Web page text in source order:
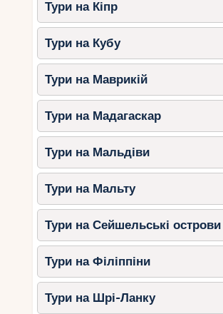
Тури на Кіпр
Тури на Кубу
Тури на Маврикій
Тури на Мадагаскар
Тури на Мальдіви
Тури на Мальту
Тури на Сейшельські острови
Тури на Філіппіни
Тури на Шрі-Ланку